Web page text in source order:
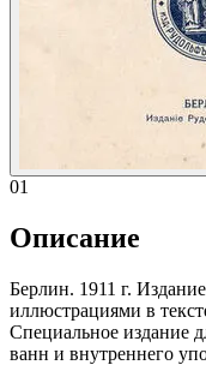
01
Описание
Берлин. 1911 г.
иллюстрациями в
Специальное издание
ванн и внутреннего